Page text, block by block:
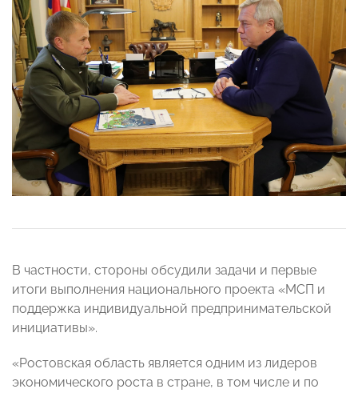
В частности, стороны обсудили задачи и первые
итоги выполнения национального проекта «МСП и
поддержка индивидуальной предпринимательской
инициативы».
«Ростовская область является одним из лидеров
экономического роста в стране, в том числе и по